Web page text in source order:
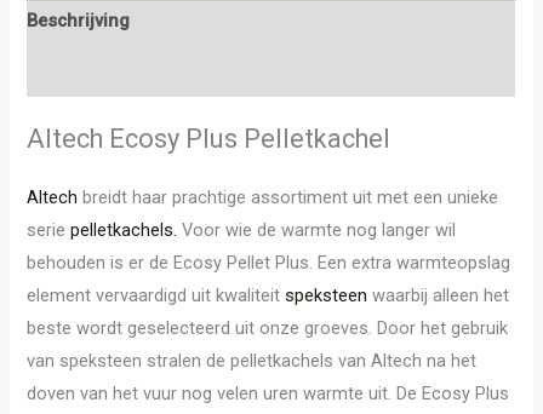
Beschrijving
Altech Ecosy Plus Pelletkachel
Altech breidt haar prachtige assortiment uit met een unieke
seriepelletkachels. Voor wie de warmte nog langer wil
behouden is er de Ecosy Pellet Plus. Een extra warmteopslag
element vervaardigd uit kwaliteitspeksteen waarbij alleen het
beste wordt geselecteerd uit onze groeves. Door het gebruik
van speksteen stralen de pelletkachels van Altech na het
doven van het vuur nog velen uren warmte uit. De Ecosy Plus